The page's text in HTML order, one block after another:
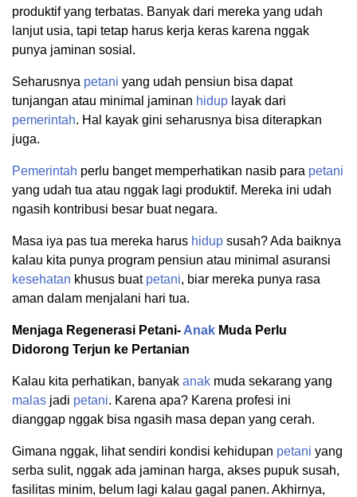
produktif yang terbatas. Banyak dari mereka yang udah
lanjut usia, tapi tetap harus kerja keras karena nggak
punya jaminan sosial.
Seharusnya petani yang udah pensiun bisa dapat
tunjangan atau minimal jaminan hidup layak dari
pemerintah. Hal kayak gini seharusnya bisa diterapkan
juga.
Pemerintah perlu banget memperhatikan nasib para petani
yang udah tua atau nggak lagi produktif. Mereka ini udah
ngasih kontribusi besar buat negara.
Masa iya pas tua mereka harus hidup susah? Ada baiknya
kalau kita punya program pensiun atau minimal asuransi
kesehatan khusus buat petani, biar mereka punya rasa
aman dalam menjalani hari tua.
Menjaga Regenerasi Petani- Anak Muda Perlu
Didorong Terjun ke Pertanian
Kalau kita perhatikan, banyak anak muda sekarang yang
malas jadi petani. Karena apa? Karena profesi ini
dianggap nggak bisa ngasih masa depan yang cerah.
Gimana nggak, lihat sendiri kondisi kehidupan petani yang
serba sulit, nggak ada jaminan harga, akses pupuk susah,
fasilitas minim, belum lagi kalau gagal panen. Akhirnya,